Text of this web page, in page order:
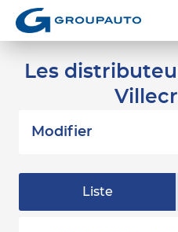
Les
Modifier
Liste